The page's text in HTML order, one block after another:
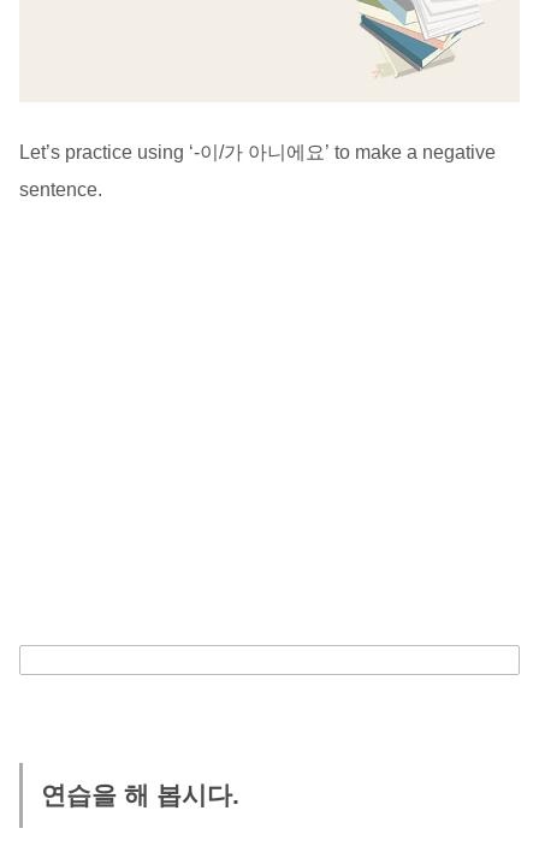
Let’s practice using ‘-이/가 아니에요’ to make a negative
sentence.
연습을 해 봅시다.